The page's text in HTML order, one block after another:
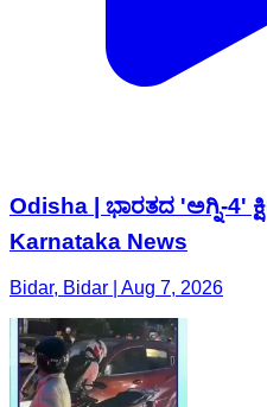
Odisha | ಭಾರತದ 'ಅಗ್ನಿ-4'
Karnataka News
Bidar, Bidar | Aug 7, 2026